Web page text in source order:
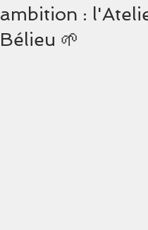
ambition :
Bélieu 🌱